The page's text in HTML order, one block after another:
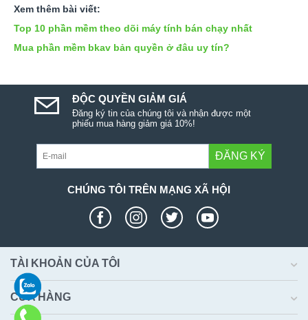
Xem thêm bài viết:
Top 10 phần mềm theo dõi máy tính bán chạy nhất
Mua phần mềm bkav bản quyền ở đâu uy tín?
ĐỘC QUYỀN GIẢM GIÁ
Đăng ký tin của chúng tôi và nhận được một
phiếu mua hàng giảm giá 10%!
ĐĂNG KÝ
CHÚNG TÔI TRÊN MẠNG XÃ HỘI
TÀI KHOẢN CỦA TÔI
CỬA HÀNG